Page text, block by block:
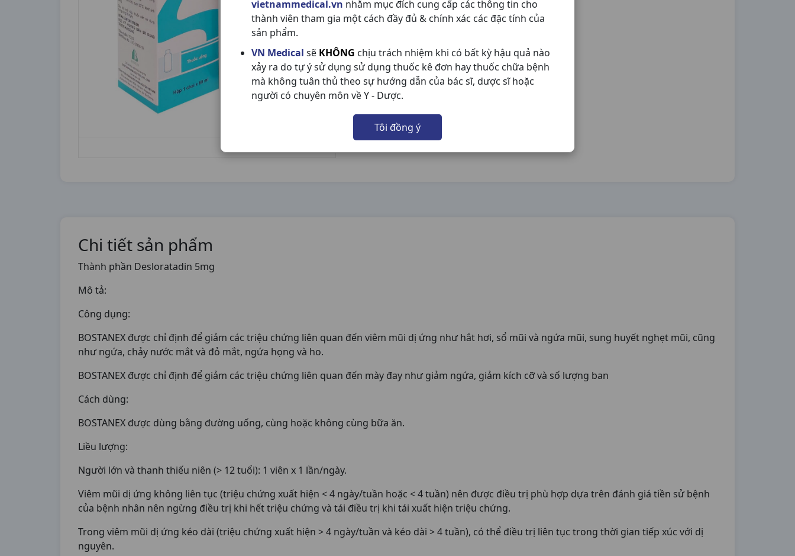
vietnammedical.vn nhằm mục đích cung cấp các thông tin cho
thành viên tham gia một cách đầy đủ & chính xác các đặc tính của
sản phẩm.
VN Medical sẽ KHÔNG chịu trách nhiệm khi có bất kỳ hậu quả nào
xảy ra do tự ý sử dụng sử dụng thuốc kê đơn hay thuốc chữa bệnh
mà không tuân thủ theo sự hướng dẫn của bác sĩ, dược sĩ hoặc
người có chuyên môn về Y - Dược.
Tôi đồng ý
Chi tiết sản phẩm
Thành phần Desloratadin 5mg
Mô tả:
Công dụng:
BOSTANEX được chỉ định để giảm các triệu chứng liên quan đến viêm mũi dị ứng như hắt hơi, sổ mũi và ngứa mũi, sung huyết nghẹt mũi, cũng
như ngứa, chảy nước mắt và đỏ mắt, ngứa họng và ho.
BOSTANEX được chỉ định để giảm các triệu chứng liên quan đến mày đay như giảm ngứa, giảm kích cỡ và số lượng ban
Cách dùng:
BOSTANEX được dùng bằng đường uống, cùng hoặc không cùng bữa ăn.
Liều lượng:
Người lớn và thanh thiếu niên (> 12 tuổi): 1 viên x 1 lần/ngày.
Viêm mũi dị ứng không liên tục (triệu chứng xuất hiện < 4 ngày/tuần hoặc < 4 tuần) nên được điều trị phù hợp dựa trên đánh giá tiền sử bệnh
của bệnh nhân nên ngừng điều trị khi hết triệu chứng và tái điều trị khi tái xuất hiện triệu chứng.
Trong viêm mũi dị ứng kéo dài (triệu chứng xuất hiện > 4 ngày/tuần và kéo dài > 4 tuần), có thể điều trị liên tục trong thời gian tiếp xúc với dị
nguyên.